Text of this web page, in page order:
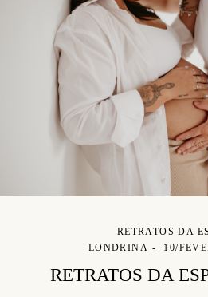
RETRATOS DA
LONDRINA
10/
RETRATOS DA